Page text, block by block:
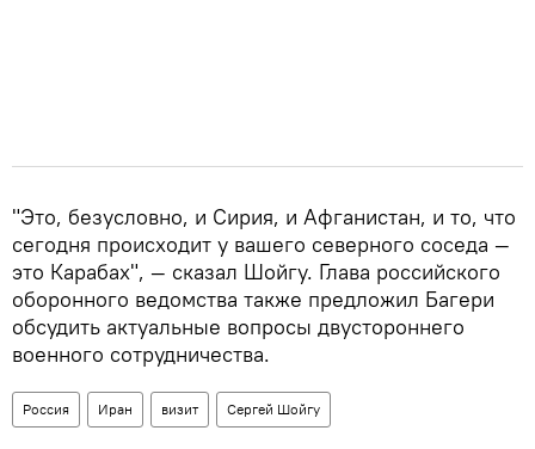
"Это, безусловно, и Сирия, и Афганистан, и то, что
сегодня происходит у вашего северного соседа —
это Карабах", — сказал Шойгу. Глава российского
оборонного ведомства также предложил Багери
обсудить актуальные вопросы двустороннего
военного сотрудничества.
Россия Иран визит Сергей Шойгу